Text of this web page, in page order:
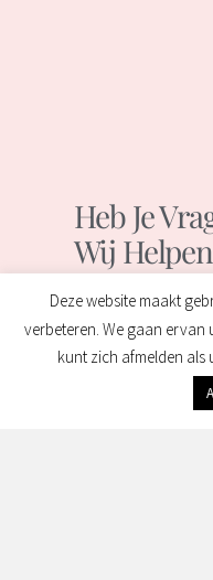
Heb Je
Wij
Contact
Deze website maakt
verbeteren. We gaan
kunt zich afmelden als